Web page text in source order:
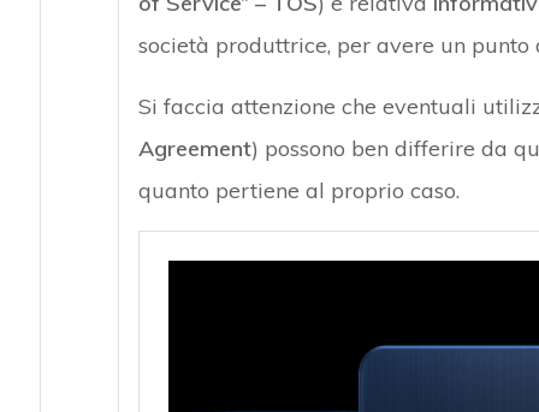
società produttrice, per avere un
Si faccia attenzione che eventuali
Agreement) possono ben differire da
quanto pertiene al proprio caso.